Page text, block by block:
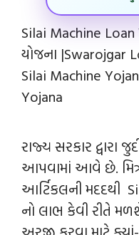
Silai Machine Loan
યોજના |Swarojgar
Silai Machine
Yojana
રાજ્ય સરકાર દ્વારા
આપવામાં આવે છે.
આર્ટિકલની મદદથી
નો લાભ કેવી રીતે